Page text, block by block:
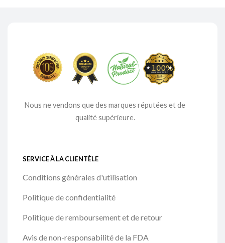
Nous ne vendons que des marques réputées et de
qualité supérieure.
SERVICE À LA CLIENTÈLE
Conditions générales d'utilisation
Politique de confidentialité
Politique de remboursement et de retour
Avis de non-responsabilité de la FDA